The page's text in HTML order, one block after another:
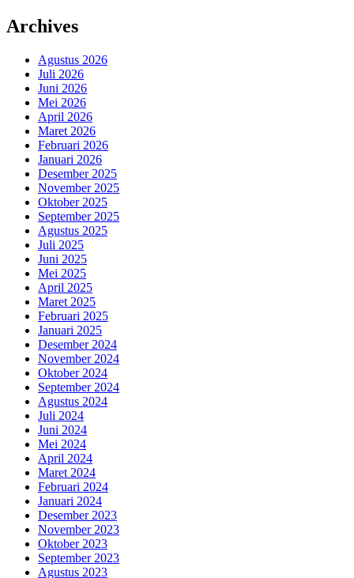
Archives
Agustus 2026
Juli 2026
Juni 2026
Mei 2026
April 2026
Maret 2026
Februari 2026
Januari 2026
Desember 2025
November 2025
Oktober 2025
September 2025
Agustus 2025
Juli 2025
Juni 2025
Mei 2025
April 2025
Maret 2025
Februari 2025
Januari 2025
Desember 2024
November 2024
Oktober 2024
September 2024
Agustus 2024
Juli 2024
Juni 2024
Mei 2024
April 2024
Maret 2024
Februari 2024
Januari 2024
Desember 2023
November 2023
Oktober 2023
September 2023
Agustus 2023